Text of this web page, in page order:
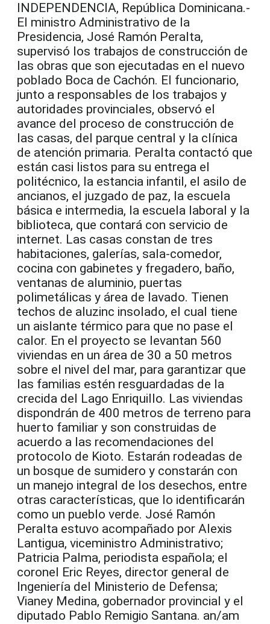
INDEPENDENCIA, República Dominicana.-
El ministro Administrativo de la
Presidencia, José Ramón Peralta,
supervisó los trabajos de construcción de
las obras que son ejecutadas en el nuevo
poblado Boca de Cachón. El funcionario,
junto a responsables de los trabajos y
autoridades provinciales, observó el
avance del proceso de construcción de
las casas, del parque central y la clínica
de atención primaria. Peralta contactó que
están casi listos para su entrega el
politécnico, la estancia infantil, el asilo de
ancianos, el juzgado de paz, la escuela
básica e intermedia, la escuela laboral y la
biblioteca, que contará con servicio de
internet. Las casas constan de tres
habitaciones, galerías, sala-comedor,
cocina con gabinetes y fregadero, baño,
ventanas de aluminio, puertas
polimetálicas y área de lavado. Tienen
techos de aluzinc insolado, el cual tiene
un aislante térmico para que no pase el
calor. En el proyecto se levantan 560
viviendas en un área de 30 a 50 metros
sobre el nivel del mar, para garantizar que
las familias estén resguardadas de la
crecida del Lago Enriquillo. Las viviendas
dispondrán de 400 metros de terreno para
huerto familiar y son construidas de
acuerdo a las recomendaciones del
protocolo de Kioto. Estarán rodeadas de
un bosque de sumidero y constarán con
un manejo integral de los desechos, entre
otras características, que lo identificarán
como un pueblo verde. José Ramón
Peralta estuvo acompañado por Alexis
Lantigua, viceministro Administrativo;
Patricia Palma, periodista española; el
coronel Eric Reyes, director general de
Ingeniería del Ministerio de Defensa;
Vianey Medina, gobernador provincial y el
diputado Pablo Remigio Santana. an/am